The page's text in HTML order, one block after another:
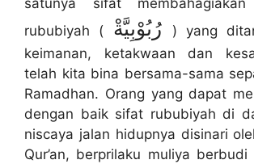
satunya sifat
rububiyah (
) yang
keimanan, ketakwaan dan
telah kita bina bersama-sama
Ramadhan. Orang yang dapat
dengan baik sifat rububiyah di
niscaya jalan hidupnya disinari
Qur’an, berprilaku muliya